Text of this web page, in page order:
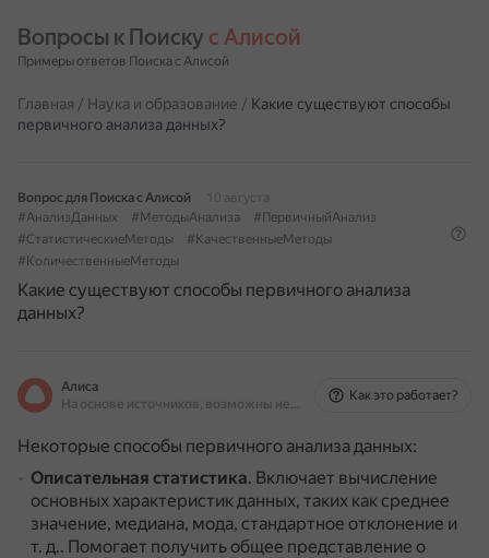
Вопросы к Поиску с Алисой
Примеры ответов Поиска с Алисой
Главная / Наука и образование / Какие существуют способы
первичного анализа данных?
Вопрос для Поиска с Алисой
10 августа
#АнализДанных
#МетодыАнализа
#ПервичныйАнализ
#СтатистическиеМетоды
#КачественныеМетоды
#КоличественныеМетоды
Какие существуют способы первичного анализа
данных?
Алиса
На основе источников, возможны неточности
Как это работает?
Некоторые способы первичного анализа данных:
Описательная статистика. Включает вычисление
основных характеристик данных, таких как среднее
значение, медиана, мода, стандартное отклонение и
т. д.. Помогает получить общее представление о